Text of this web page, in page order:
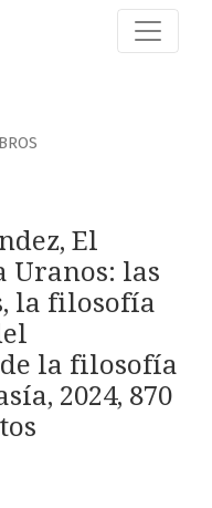
de Afrodita
El
Uranos: las
la filosofía
la filosofía
2024, 870